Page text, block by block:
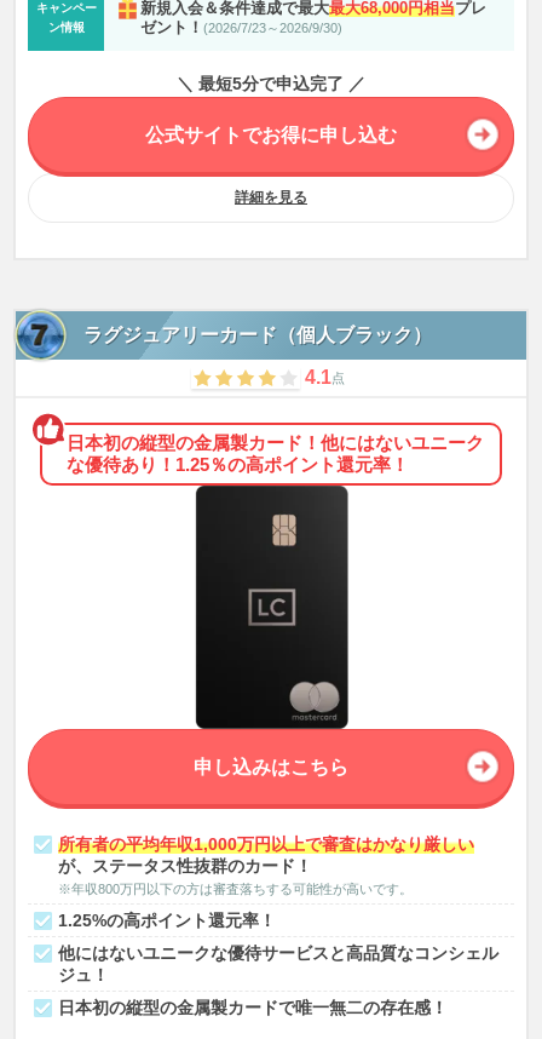
す。
※商業施設内にある店舗などでは、一部ポイント付与の対象となりません。
※一定金額（原則1万円）を超えると、タッチ決済でなく、決済端末にカー
チ決済分のポイント還元の対象となりませんので、ご了承ください。上記、
タッチ決済とならない金額の上限は、ご利用される店舗によって異なる場合
※スマホのタッチ決済対象店舗とモバイルオーダーの対象店舗は異なりま
トの交換方法によっては、1ポイント1円相当にならない場合があります。
キャンペー
ン情報
新規入会＆条件達成で最大最大68,000円相当プレ
ゼント！(2026/7/23～2026/9/30)
＼ 最短5分で申込完了 ／
公式サイトでお得に申し込む
詳細を見る
ラグジュアリーカード（個人ブラック）
4.1点
日本初の縦型の金属製カード！他にはないユニーク
な優待あり！1.25％の高ポイント還元率！
所有者の平均年収1,000万円以上で審査はかなり厳しい
が、ステータス性抜群のカード！
※年収800万円以下の方は審査落ちする可能性が高いです。
1.25%の高ポイント還元率！
他にはないユニークな優待サービスと高品質なコンシェル
ジュ！
日本初の縦型の金属製カードで唯一無二の存在感！
申し込みはこちら